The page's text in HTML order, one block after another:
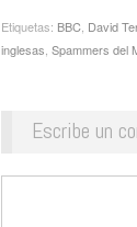
Etiquetas: BBC David
inglesas Spammers del
Escribe un